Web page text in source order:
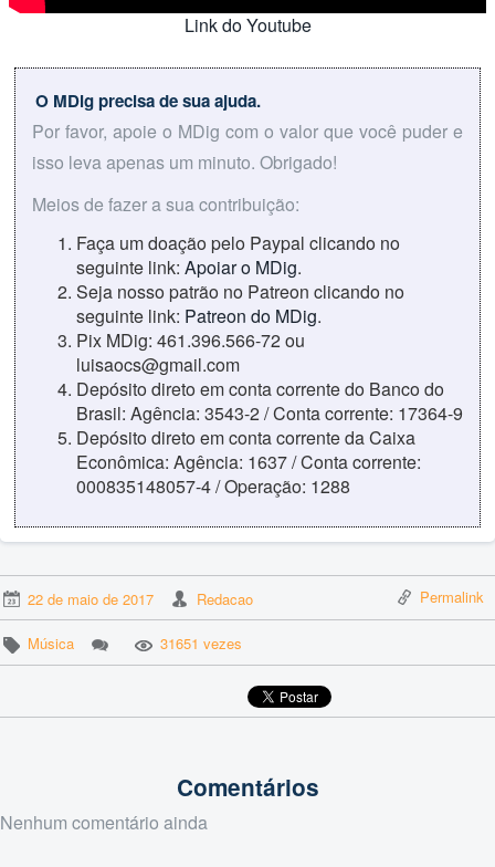
Link do Youtube
O MDig precisa de sua ajuda.
Por favor, apoie o MDig com o valor que você puder e
isso leva apenas um minuto. Obrigado!
Meios de fazer a sua contribuição:
Faça um doação pelo Paypal clicando no
seguinte link: Apoiar o MDig.
Seja nosso patrão no Patreon clicando no
seguinte link: Patreon do MDig.
Pix MDig: 461.396.566-72 ou
luisaocs@gmail.com
Depósito direto em conta corrente do Banco do
Brasil: Agência: 3543-2 / Conta corrente: 17364-9
Depósito direto em conta corrente da Caixa
Econômica: Agência: 1637 / Conta corrente:
000835148057-4 / Operação: 1288
22 de maio de 2017 Redacao Permalink
Música 31651 vezes
Comentários
Nenhum comentário ainda